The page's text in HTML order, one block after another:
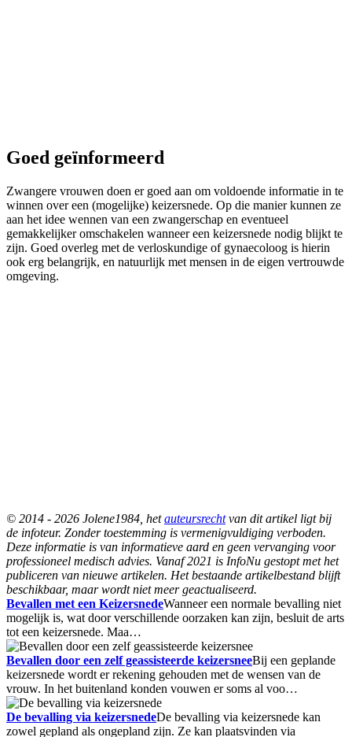
Goed geïnformeerd
Zwangere vrouwen doen er goed aan om voldoende informatie in te
winnen over een (mogelijke) keizersnede. Op die manier kunnen ze
aan het idee wennen van een zwangerschap en eventueel
gemakkelijker omschakelen wanneer een keizersnede nodig blijkt te
zijn. Goed overleg met de verloskundige of gynaecoloog is hierin
ook erg belangrijk, en natuurlijk met mensen in de eigen vertrouwde
omgeving.
© 2014 - 2026 Jolene1984, hetauteursrechtvan dit artikel ligt bij
de infoteur. Zonder toestemming is vermenigvuldiging verboden.
Deze informatie is van informatieve aard en geen vervanging voor
professioneel medisch advies. Vanaf 2021 is InfoNu gestopt met het
publiceren van nieuwe artikelen. Het bestaande artikelbestand blijft
beschikbaar, maar wordt niet meer geactualiseerd.
Bevallen met een KeizersnedeWanneer een normale bevalling niet
mogelijk is, wat door verschillende oorzaken kan zijn, besluit de arts
tot een keizersnede. Maa…
Bevallen door een zelf geassisteerde keizersneeBij een geplande
keizersnede wordt er rekening gehouden met de wensen van de
vrouw. In het buitenland konden vouwen er soms al voo…
De bevalling via keizersnedeDe bevalling via keizersnede kan
zowel gepland als ongepland zijn. Ze kan plaatsvinden via